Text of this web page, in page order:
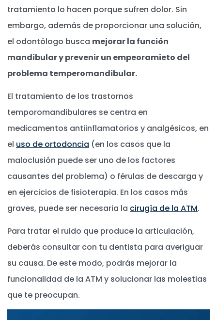
tratamiento lo hacen porque sufren dolor. Sin
embargo, además de proporcionar una solución,
el odontólogo busca mejorar la función
mandibular y prevenir un empeoramieto del
problema temperomandibular.
El tratamiento de los trastornos
temporomandibulares se centra en
medicamentos antiinflamatorios y analgésicos, en
el uso de ortodoncia (en los casos que la
maloclusión puede ser uno de los factores
causantes del problema) o férulas de descarga y
en ejercicios de fisioterapia. En los casos más
graves, puede ser necesaria la cirugía de la ATM.
Para tratar el ruido que produce la articulación,
deberás consultar con tu dentista para averiguar
su causa. De este modo, podrás mejorar la
funcionalidad de la ATM y solucionar las molestias
que te preocupan.